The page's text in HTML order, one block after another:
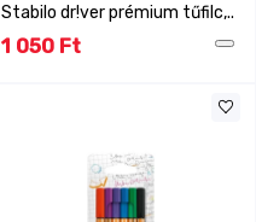
Stabilo dr!ver prémium tűfilc,..
1 050 Ft